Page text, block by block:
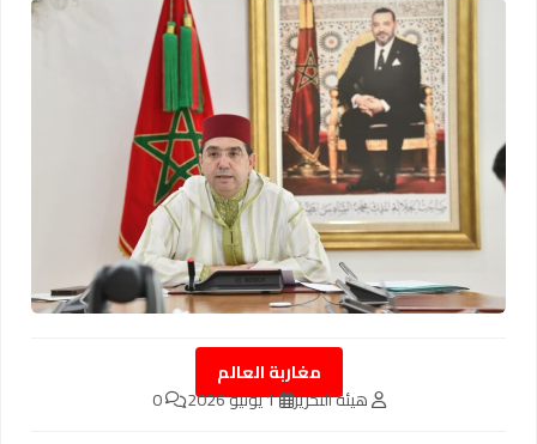
مغاربة العالم
هيئة التحرير 1 يونيو 2026 0